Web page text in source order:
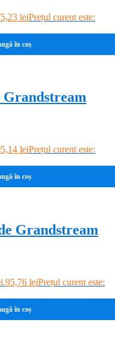
leiPrețul curent este:
în coș
leiPrețul curent este:
în coș
Grandstream
95,76 leiPrețul curent este:
în coș